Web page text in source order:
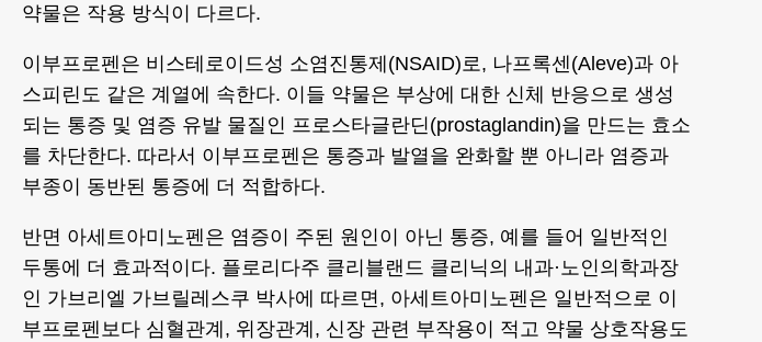
약물은 작용 방식이 다르다.
이부프로펜은 비스테로이드성 소염진통제(NSAID)로, 나프록센(Aleve)과 아
스피린도 같은 계열에 속한다. 이들 약물은 부상에 대한 신체 반응으로 생성
되는 통증 및 염증 유발 물질인 프로스타글란딘(prostaglandin)을 만드는 효소
를 차단한다. 따라서 이부프로펜은 통증과 발열을 완화할 뿐 아니라 염증과
부종이 동반된 통증에 더 적합하다.
반면 아세트아미노펜은 염증이 주된 원인이 아닌 통증, 예를 들어 일반적인
두통에 더 효과적이다. 플로리다주 클리블랜드 클리닉의 내과·노인의학과장
인 가브리엘 가브릴레스쿠 박사에 따르면, 아세트아미노펜은 일반적으로 이
부프로펜보다 심혈관계, 위장관계, 신장 관련 부작용이 적고 약물 상호작용도